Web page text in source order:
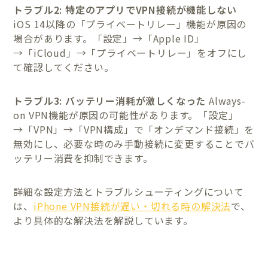
トラブル2: 特定のアプリでVPN接続が機能しない
iOS 14以降の「プライベートリレー」機能が原因の
場合があります。「設定」→「Apple ID」
→「iCloud」→「プライベートリレー」をオフにし
て確認してください。
トラブル3: バッテリー消耗が激しくなった Always-
on VPN機能が原因の可能性があります。「設定」
→「VPN」→「VPN構成」で「オンデマンド接続」を
無効にし、必要な時のみ手動接続に変更することでバ
ッテリー消費を抑制できます。
詳細な設定方法とトラブルシューティングについて
は、 iPhone VPN接続が遅い・切れる時の解決法で、
より具体的な解決法を解説しています。